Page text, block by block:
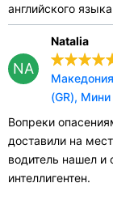
английского
NA
Natalia
(GR),
Вопреки
доставили на
водитель нашел и
интеллигентен.